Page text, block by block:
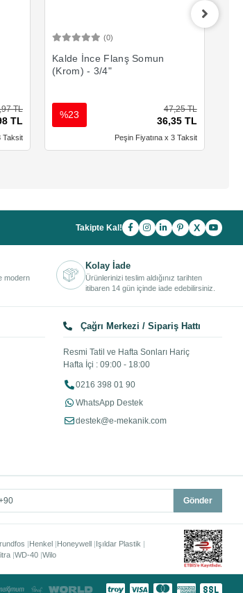
TL
TL
Taksit
(0)
Kalde İnce Flanş Somun
(Krom) - 3/4"
47,25 TL
36,35 TL
%23
Peşin Fiyatına x 3 Taksit
Takipte Kal! X
modern
Kolay İade
Ürünlerinizi teslim aldığınız tarihten
itibaren 14 gün içinde iade edebilirsiniz.
Çağrı Merkezi / Sipariş Hattı
Resmi Tatil ve Hafta Sonları Hariç
Hafta İçi : 09:00 - 18:00
0216 398 01 90
WhatsApp Destek
destek@e-mekanik.com
Gönder
Henkel Honeywell Işıldar Plastik
WD-40 Wilo